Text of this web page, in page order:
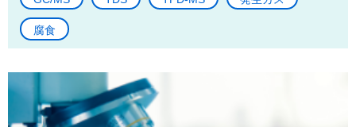
腐食